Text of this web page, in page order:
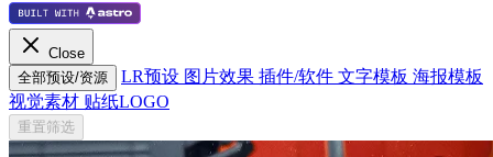
Close
全部预设/资源
LR预设 图片效果 插件/软件 文字模板 海报模板
视觉素材 贴纸LOGO
重置筛选